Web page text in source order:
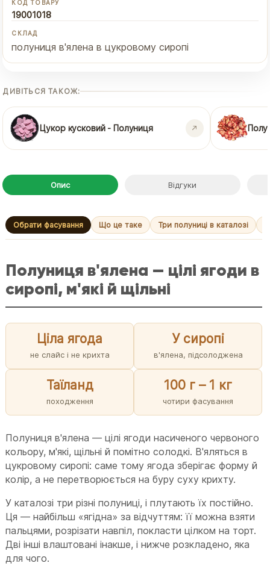
КОД ТОВАРУ
19001018
СКЛАД
полуниця в'ялена в цукровому сиропі
ДИВІТЬСЯ ТАКОЖ:
Цукор кусковий - Полуниця
Опис Відгуки
Що це таке Три полуниці в каталозі
Обрати фасування
Полуниця в'ялена — цілі ягоди в
сиропі, м'які й щільні
Ціла ягода
не слайс і не крихта
У сиропі
в'ялена, підсолоджена
Таїланд
походження
100 г – 1 кг
чотири фасування
Полуниця в'ялена — цілі ягоди насиченого червоного
кольору, м'які, щільні й помітно солодкі. В'яляться в
цукровому сиропі: саме тому ягода зберігає форму й
колір, а не перетворюється на буру суху крихту.
У каталозі три різні полуниці, і плутають їх постійно.
Ця — найбільш «ягідна» за відчуттям: її можна взяти
пальцями, розрізати навпіл, покласти цілком на торт.
Дві інші влаштовані інакше, і нижче розкладено, яка
для чого.